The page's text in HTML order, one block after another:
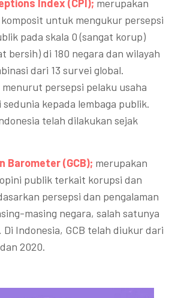
Index (CPI); merupakan
untuk mengukur persepsi
pada skala 0 (sangat korup)
bersih) di 180 negara dan wilayah
dari 13 survei global.
persepsi pelaku usaha
kepada lembaga publik.
telah dilakukan sejak
Barometer (GCB); merupakan
publik terkait korupsi dan
persepsi dan pengalaman
masing negara, salah satunya
Di Indonesia, GCB telah diukur dari
2020.